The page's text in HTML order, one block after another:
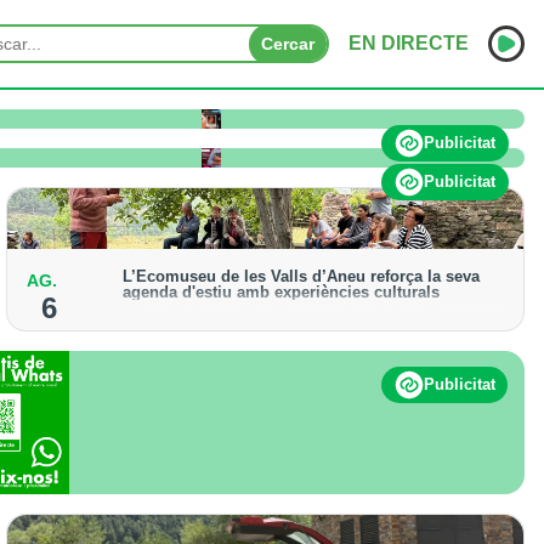
Cercar EN DIRECTE
INICI
NOTÍCIES
PODCASTS
PROGRAMES
ESPORTS
CONTACTE
Publicitat
Publicitat
AG.
6
L’Ecomuseu de les Valls d’Àneu reforça la seva
agenda d'estiu amb experiències culturals
guiades i propostes teatralitzades fins al 31 d'agost
Publicitat